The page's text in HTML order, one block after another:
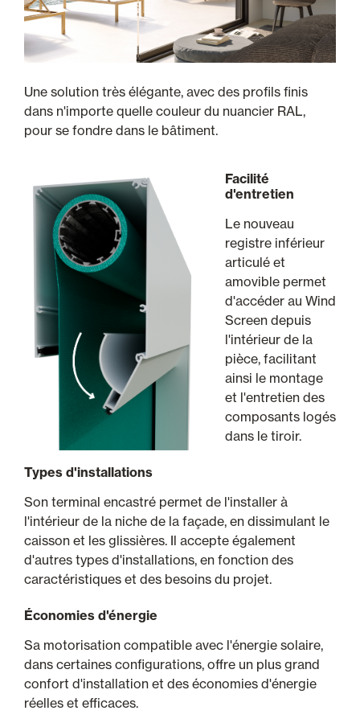
Une solution très élégante, avec des profils finis
dans n'importe quelle couleur du nuancier RAL,
pour se fondre dans le bâtiment.
Facilité
d'entretien
Le nouveau
registre inférieur
articulé et
amovible permet
d'accéder au Wind
Screen depuis
l'intérieur de la
pièce, facilitant
ainsi le montage
et l'entretien des
composants logés
dans le tiroir.
Types d'installations
Son terminal encastré permet de l'installer à
l'intérieur de la niche de la façade, en dissimulant le
caisson et les glissières. Il accepte également
d'autres types d'installations, en fonction des
caractéristiques et des besoins du projet.
Économies d'énergie
Sa motorisation compatible avec l'énergie solaire,
dans certaines configurations, offre un plus grand
confort d'installation et des économies d'énergie
réelles et efficaces.